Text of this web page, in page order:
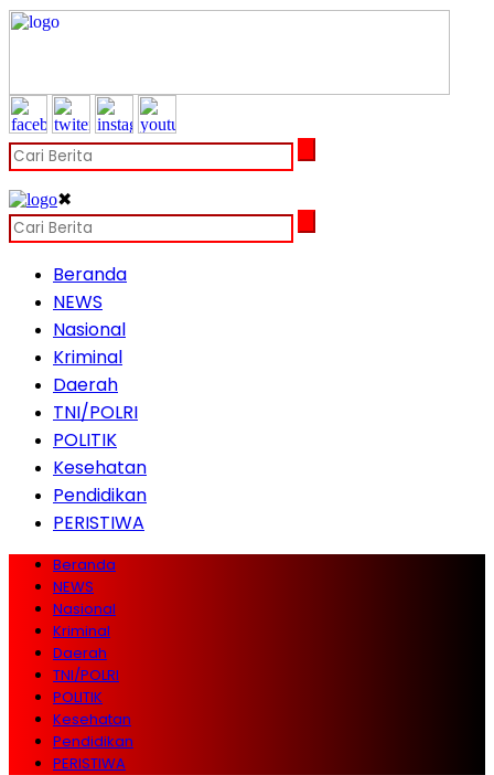
✖
Beranda
NEWS
Nasional
Kriminal
Daerah
TNI/POLRI
POLITIK
Kesehatan
Pendidikan
PERISTIWA
Beranda
NEWS
Nasional
Kriminal
Daerah
TNI/POLRI
POLITIK
Kesehatan
Pendidikan
PERISTIWA